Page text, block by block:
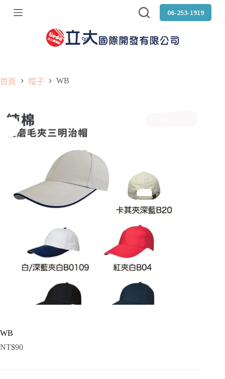
跳
06-253-1919
首頁 帽子 WB
WB
NT$90